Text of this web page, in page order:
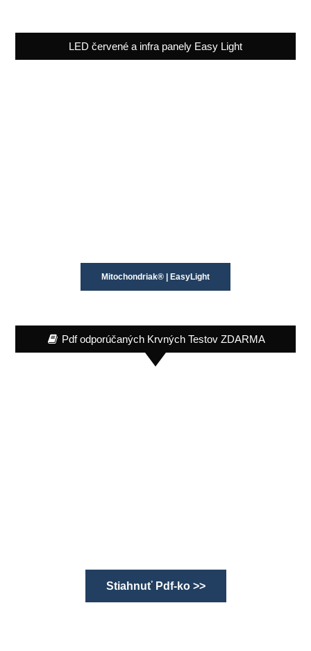
LED červené a infra panely Easy Light
Mitochondriak® | EasyLight
Pdf odporúčaných Krvných Testov ZDARMA
Stiahnuť Pdf-ko >>